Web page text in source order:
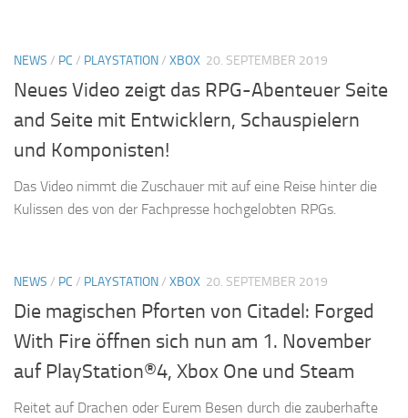
NEWS / PC / PLAYSTATION/ XBOX 20. SEPTEMBER 2019
Neues Video zeigt das RPG-Abenteuer Seite
and Seite mit Entwicklern, Schauspielern
und Komponisten!
Das Video nimmt die Zuschauer mit auf eine Reise hinter die
Kulissen des von der Fachpresse hochgelobten RPGs.
NEWS / PC / PLAYSTATION/ XBOX 20. SEPTEMBER 2019
Die magischen Pforten von Citadel: Forged
With Fire öffnen sich nun am 1. November
auf PlayStation®4, Xbox One und Steam
Reitet auf Drachen oder Eurem Besen durch die zauberhafte